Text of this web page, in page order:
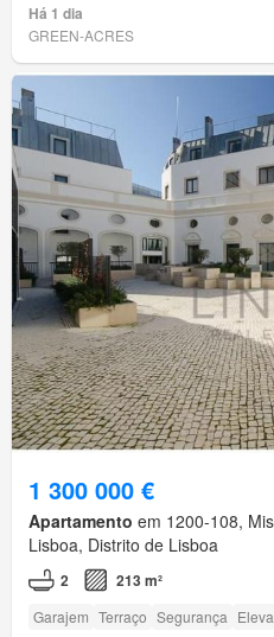
Há 1 dia
GREEN-ACRES
1 300 000 €
Apartamento em 1200-108,
Lisboa, Distrito de Lisboa
2 213 m²
Garajem Terraço Segurança